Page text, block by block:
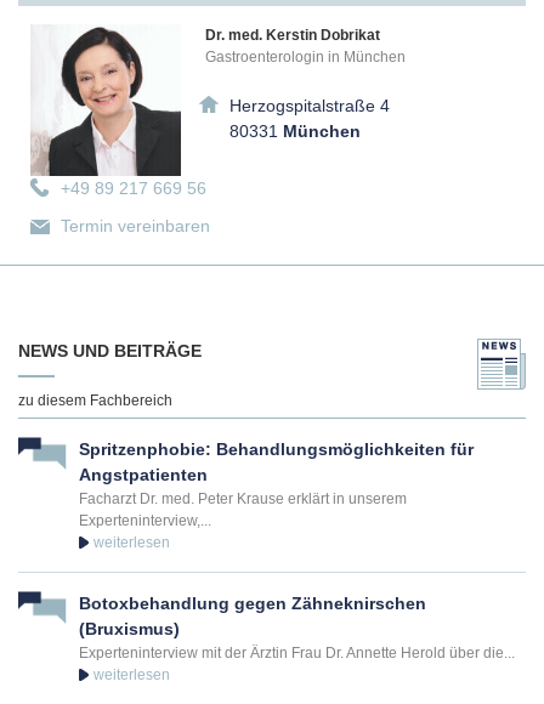
Dr. med. Kerstin Dobrikat
Gastroenterologin in München
Herzogspitalstraße 4
80331 München
+49 89 217 669 56
Termin vereinbaren
NEWS UND BEITRÄGE
zu diesem Fachbereich
Spritzenphobie: Behandlungsmöglichkeiten für
Angstpatienten
Facharzt Dr. med. Peter Krause erklärt in unserem
Experteninterview,...
Botoxbehandlung gegen Zähneknirschen
(Bruxismus)
Experteninterview mit der Ärztin Frau Dr. Annette Herold über die...